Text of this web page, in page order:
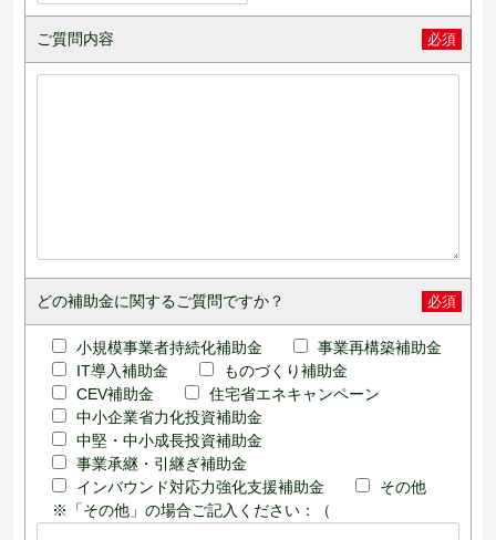
ご質問内容 必須
どの補助金に関するご質問ですか？ 必須
小規模事業者持続化補助金
事業再構築補助金
IT導入補助金
ものづくり補助金
CEV補助金
住宅省エネキャンペーン
中小企業省力化投資補助金
中堅・中小成長投資補助金
事業承継・引継ぎ補助金
インバウンド対応力強化支援補助金
その他
※「その他」の場合ご記入ください：（